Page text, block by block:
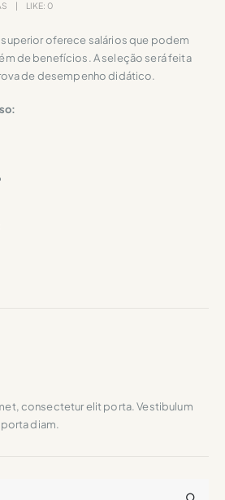
LIKE: 0
oferece salários que podem
de benefícios. A seleção será feita
de desempenho didático.
consectetur elit porta. Vestibulum
diam.